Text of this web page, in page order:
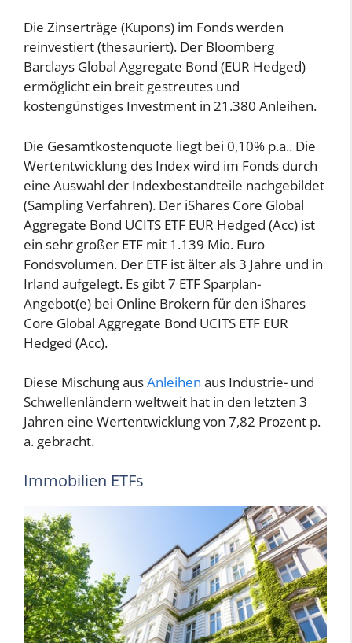
Die Zinserträge (Kupons) im Fonds werden
reinvestiert (thesauriert). Der Bloomberg
Barclays Global Aggregate Bond (EUR Hedged)
ermöglicht ein breit gestreutes und
kostengünstiges Investment in 21.380 Anleihen.
Die Gesamtkostenquote liegt bei 0,10% p.a.. Die
Wertentwicklung des Index wird im Fonds durch
eine Auswahl der Indexbestandteile nachgebildet
(Sampling Verfahren). Der iShares Core Global
Aggregate Bond UCITS ETF EUR Hedged (Acc) ist
ein sehr großer ETF mit 1.139 Mio. Euro
Fondsvolumen. Der ETF ist älter als 3 Jahre und in
Irland aufgelegt. Es gibt 7 ETF Sparplan-
Angebot(e) bei Online Brokern für den iShares
Core Global Aggregate Bond UCITS ETF EUR
Hedged (Acc).
Diese Mischung ausAnleihen aus Industrie- und
Schwellenländern weltweit hat in den letzten 3
Jahren eine Wertentwicklung von 7,82 Prozent p.
a. gebracht.
Immobilien ETFs